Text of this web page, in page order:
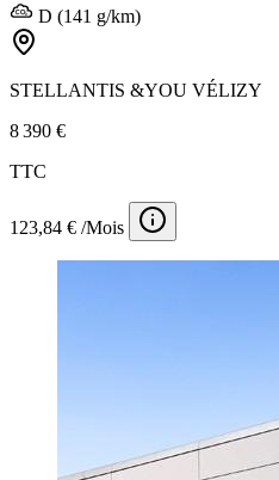
D (141 g/km)
STELLANTIS &YOU VÉLIZY
8 390 €
TTC
123,84 € /Mois